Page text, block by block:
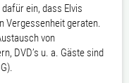
ein, dass Elvis
Vergessenheit geraten.
von
DVD’s u. a. Gäste sind